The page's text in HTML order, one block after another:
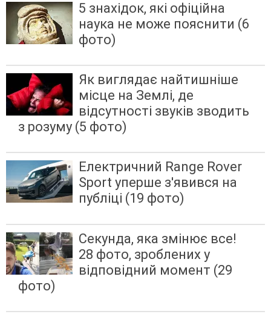
5 знахідок, які офіційна
наука не може пояснити (6
фото)
Як виглядає найтишніше
місце на Землі, де
відсутності звуків зводить
з розуму (5 фото)
Електричний Range Rover
Sport уперше з'явився на
публіці (19 фото)
Секунда, яка змінює все!
28 фото, зроблених у
відповідний момент (29
фото)